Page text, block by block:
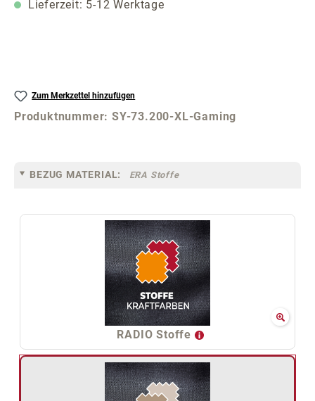
Lieferzeit: 5-12 Werktage
Zum Merkzettel hinzufügen
Produktnummer:SY-73.200-XL-Gaming
BEZUG MATERIAL: ERA Stoffe
RADIO Stoffe